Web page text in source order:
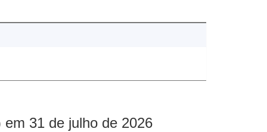
31 de julho de 2026